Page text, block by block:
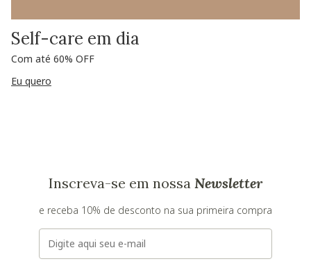
Self-care em dia
Com até 60% OFF
Eu quero
Inscreva-se em nossa Newsletter
e receba 10% de desconto na sua primeira compra
E-mail